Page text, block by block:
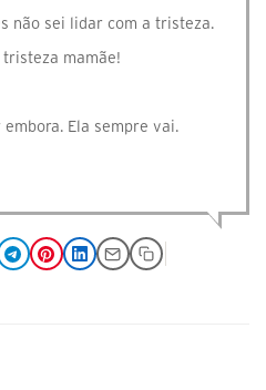
não sei lidar com a tristeza.
mamãe!
Ela sempre vai.